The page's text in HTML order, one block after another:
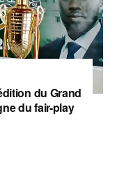
du Grand
du fair-play